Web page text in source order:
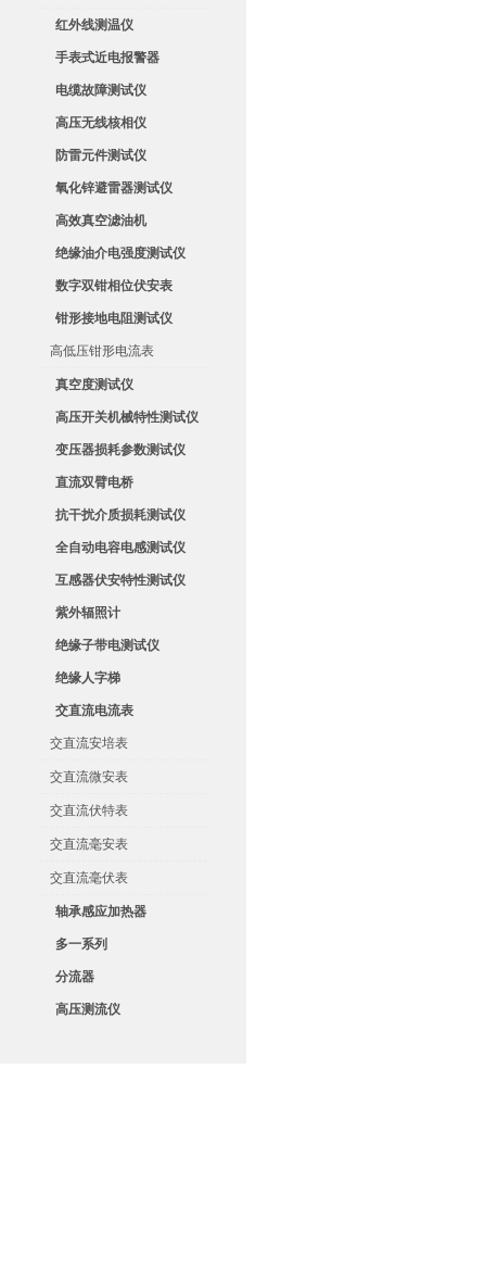
红外线测温仪
手表式近电报警器
电缆故障测试仪
高压无线核相仪
防雷元件测试仪
氧化锌避雷器测试仪
高效真空滤油机
绝缘油介电强度测试仪
数字双钳相位伏安表
钳形接地电阻测试仪
高低压钳形电流表
真空度测试仪
高压开关机械特性测试仪
变压器损耗参数测试仪
直流双臂电桥
抗干扰介质损耗测试仪
全自动电容电感测试仪
互感器伏安特性测试仪
紫外辐照计
绝缘子带电测试仪
绝缘人字梯
交直流电流表
交直流安培表
交直流微安表
交直流伏特表
交直流毫安表
交直流毫伏表
轴承感应加热器
多一系列
分流器
高压测流仪